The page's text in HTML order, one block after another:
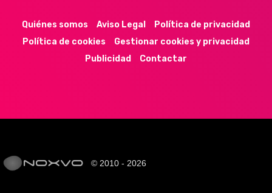
Quiénes somos Aviso Legal
Política de privacidad
Política de cookies
Gestionar cookies y privacidad
Publicidad
Contactar
© 2010 - 2026